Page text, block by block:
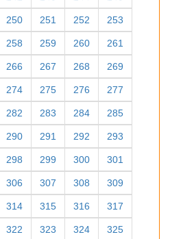
250 251 252 253
258 259 260 261
266 267 268 269
274 275 276 277
282 283 284 285
290 291 292 293
298 299 300 301
306 307 308 309
314 315 316 317
322 323 324 325